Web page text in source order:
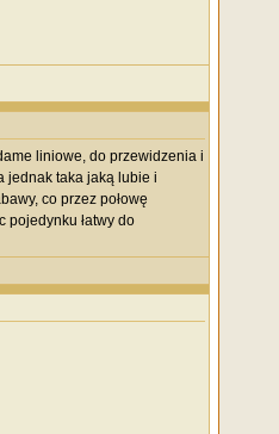
liniowe, do przewidzenia i
jednak taka jaką lubie i
co przez połowę
pojedynku łatwy do